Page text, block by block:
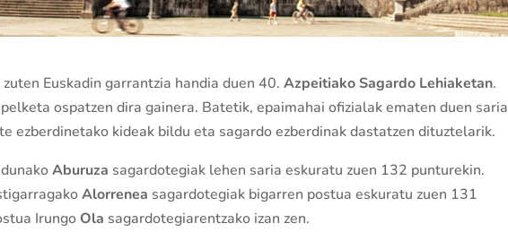
Euskadin garrantzia handia duen 40.Azpeitiako Sagardo Lehiaketan.
ospatzen dira gainera. Batetik, epaimahai ofizialak ematen duen saria
ezberdinetako kideak bildu eta sagardo ezberdinak dastatzen dituztelarik.
Aburuza sagardotegiak lehen saria eskuratu zuen 132 punturekin.
Alorrenea sagardotegiak bigarren postua eskuratu zuen 131
Irungo Ola sagardotegiarentzako izan zen.